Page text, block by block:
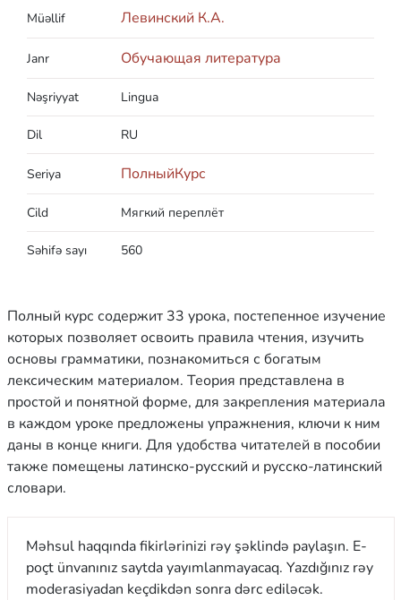
Müəllif Левинский К.А.
Janr Обучающая литература
Nəşriyyat Lingua
Dil RU
Seriya ПолныйКурс
Cild Мягкий переплёт
Səhifə sayı 560
Полный курс содержит 33 урока, постепенное изучение
которых позволяет освоить правила чтения, изучить
основы грамматики, познакомиться с богатым
лексическим материалом. Теория представлена в
простой и понятной форме, для закрепления материала
в каждом уроке предложены упражнения, ключи к ним
даны в конце книги. Для удобства читателей в пособии
также помещены латинско-русский и русско-латинский
словари.
Məhsul haqqında fikirlərinizi rəy şəklində paylaşın. E-
poçt ünvanınız saytda yayımlanmayacaq. Yazdığınız rəy
moderasiyadan keçdikdən sonra dərc ediləcək.